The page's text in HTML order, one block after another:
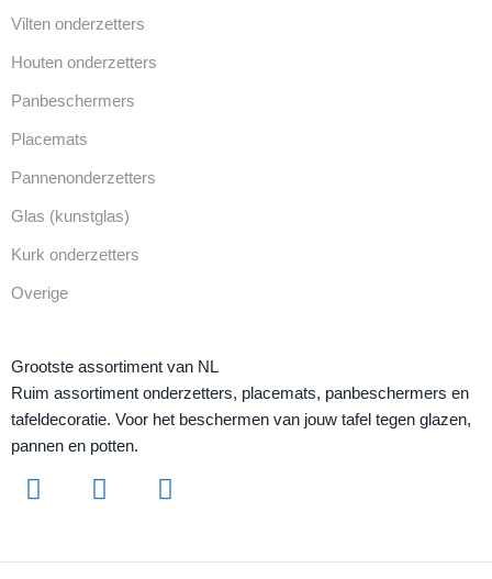
Vilten onderzetters
Houten onderzetters
Panbeschermers
Placemats
Pannenonderzetters
Glas (kunstglas)
Kurk onderzetters
Overige
Grootste assortiment van NL
Ruim assortiment onderzetters, placemats, panbeschermers en
tafeldecoratie. Voor het beschermen van jouw tafel tegen glazen,
pannen en potten.